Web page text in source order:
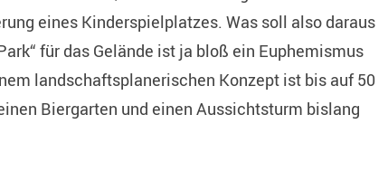
eines Kinderspielplatzes. Was soll also daraus
für das Gelände ist ja bloß ein Euphemismus
landschaftsplanerischen Konzept ist bis auf 50
Biergarten und einen Aussichtsturm bislang